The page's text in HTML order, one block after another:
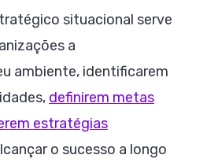
situacional serve
a
ambiente, identificarem
definirem metas
estratégias
o sucesso a longo